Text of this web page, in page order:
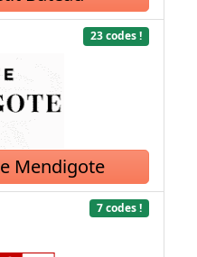
23 codes !
Mendigote
7 codes !